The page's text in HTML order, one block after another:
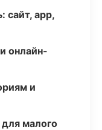
сайт, app,
онлайн-
и
малого